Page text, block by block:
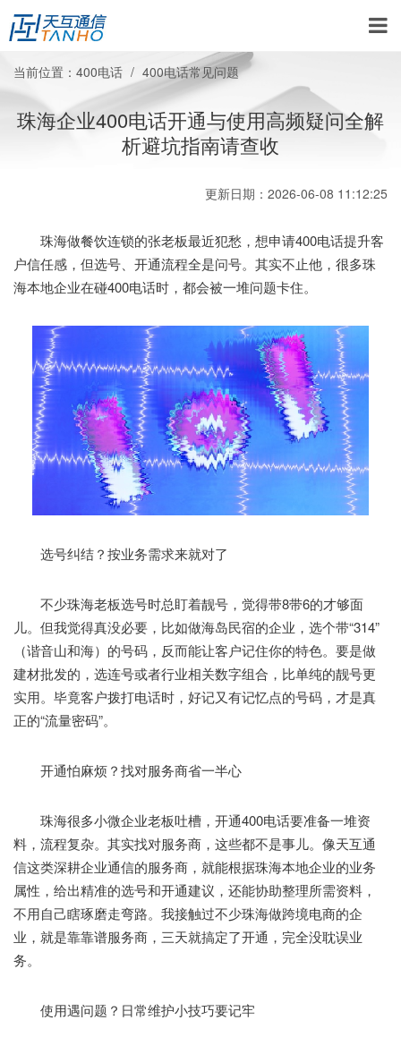
当前位置： 400电话 400电话常见问题
珠海企业400电话开通与使用高频疑问全解
析避坑指南请查收
更新日期：2026-06-08 11:12:25
珠海做餐饮连锁的张老板最近犯愁，想申请400电话提升客
户信任感，但选号、开通流程全是问号。其实不止他，很多珠
海本地企业在碰400电话时，都会被一堆问题卡住。
选号纠结？按业务需求来就对了
不少珠海老板选号时总盯着靓号，觉得带8带6的才够面
儿。但我觉得真没必要，比如做海岛民宿的企业，选个带“314”
（谐音山和海）的号码，反而能让客户记住你的特色。要是做
建材批发的，选连号或者行业相关数字组合，比单纯的靓号更
实用。毕竟客户拨打电话时，好记又有记忆点的号码，才是真
正的“流量密码”。
开通怕麻烦？找对服务商省一半心
珠海很多小微企业老板吐槽，开通400电话要准备一堆资
料，流程复杂。其实找对服务商，这些都不是事儿。像天互通
信这类深耕企业通信的服务商，就能根据珠海本地企业的业务
属性，给出精准的选号和开通建议，还能协助整理所需资料，
不用自己瞎琢磨走弯路。我接触过不少珠海做跨境电商的企
业，就是靠靠谱服务商，三天就搞定了开通，完全没耽误业
务。
使用遇问题？日常维护小技巧要记牢